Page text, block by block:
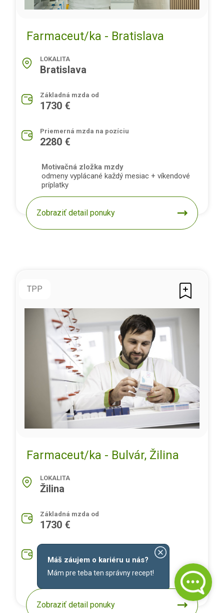
Farmaceut/ka - Bratislava
LOKALITA
Bratislava
Základná mzda od
1730 €
Priemerná mzda na pozíciu
2280 €
Motivačná zložka mzdy
odmeny vyplácané každý mesiac + víkendové
príplatky
Zobraziť detail ponuky
TPP
Farmaceut/ka - Bulvár, Žilina
LOKALITA
Žilina
Základná mzda od
1730 €
1930 €
Zobraziť detail ponuky
Máš záujem o kariéru u nás?
Mám pre teba ten správny recept!